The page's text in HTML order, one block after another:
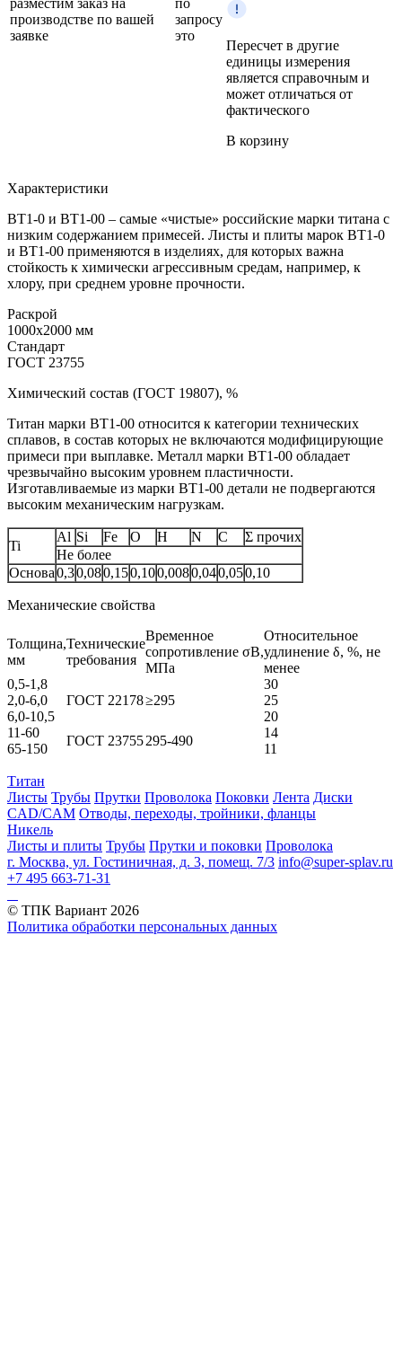
производстве по вашей
заявке
запросу
это
Пересчет в другие
единицы измерения
является справочным и
может отличаться от
фактического
В корзину
Характеристики
ВТ1-0 и ВТ1-00 – самые «чистые» российские марки титана с
низким содержанием примесей. Листы и плиты марок ВТ1-0
и ВТ1-00 применяются в изделиях, для которых важна
стойкость к химически агрессивным средам, например, к
хлору, при среднем уровне прочности.
Раскрой
1000x2000 мм
Стандарт
ГОСТ 23755
Химический состав (ГОСТ 19807), %
Титан марки BT1‑00 относится к категории технических
сплавов, в состав которых не включаются модифицирующие
примеси при выплавке. Металл марки BT1‑00 обладает
чрезвычайно высоким уровнем пластичности.
Изготавливаемые из марки BT1‑00 детали не подвергаются
высоким механическим нагрузкам.
Ti
Al Si Fe O H N C
Σ прочих
Не более
Основа0,30,080,150,100,0080,040,050,10
Механические свойства
Толщина,
мм
Технические
требования
Временное
сопротивление σB,
МПа
Относительное
удлинение δ, %, не
менее
0,5-1,8
ГОСТ 22178≥295
30
2,0-6,0
25
6,0-10,5
20
11-60
ГОСТ 23755295-490
14
65-150
11
Титан
Листы Трубы Прутки Проволока Поковки Лента Диски
CAD/CAM Отводы, переходы, тройники, фланцы
Никель
Листы и плиты Трубы Прутки и поковки Проволока
г. Москва, ул. Гостиничная, д. 3, помещ. 7/3 info@super-splav.ru
+7 495 663-71-31
© ТПК Вариант 2026
Политика обработки персональных данных